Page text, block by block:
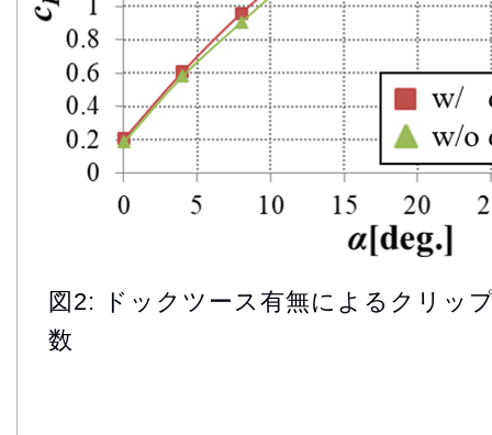
図2: ドックツース有無によるクリッ
数